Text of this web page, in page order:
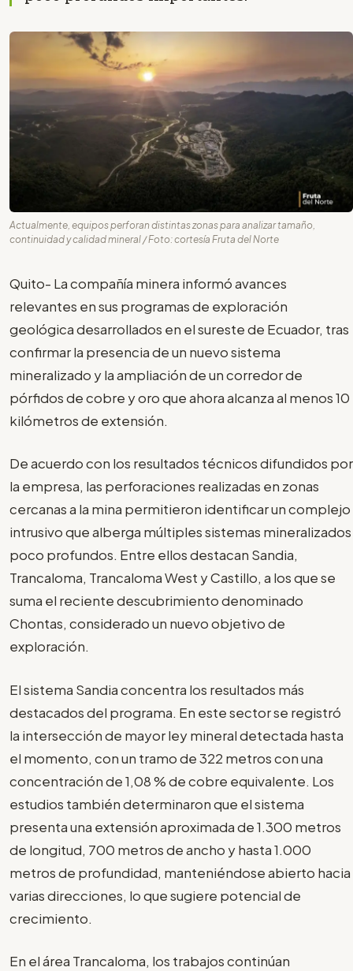
Actualmente, equipos perforan distintas zonas para analizar tamaño,
continuidad y calidad mineral / Foto: cortesía Fruta del Norte
Quito- La compañía minera informó avances
relevantes en sus programas de exploración
geológica desarrollados en el sureste de Ecuador, tras
confirmar la presencia de un nuevo sistema
mineralizado y la ampliación de un corredor de
pórfidos de cobre y oro que ahora alcanza al menos 10
kilómetros de extensión.
De acuerdo con los resultados técnicos difundidos por
la empresa, las perforaciones realizadas en zonas
cercanas a la mina permitieron identificar un complejo
intrusivo que alberga múltiples sistemas mineralizados
poco profundos. Entre ellos destacan Sandia,
Trancaloma, Trancaloma West y Castillo, a los que se
suma el reciente descubrimiento denominado
Chontas, considerado un nuevo objetivo de
exploración.
El sistema Sandia concentra los resultados más
destacados del programa. En este sector se registró
la intersección de mayor ley mineral detectada hasta
el momento, con un tramo de 322 metros con una
concentración de 1,08 % de cobre equivalente. Los
estudios también determinaron que el sistema
presenta una extensión aproximada de 1.300 metros
de longitud, 700 metros de ancho y hasta 1.000
metros de profundidad, manteniéndose abierto hacia
varias direcciones, lo que sugiere potencial de
crecimiento.
En el área Trancaloma, los trabajos continúan